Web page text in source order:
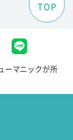
TOP
ーマニックが所